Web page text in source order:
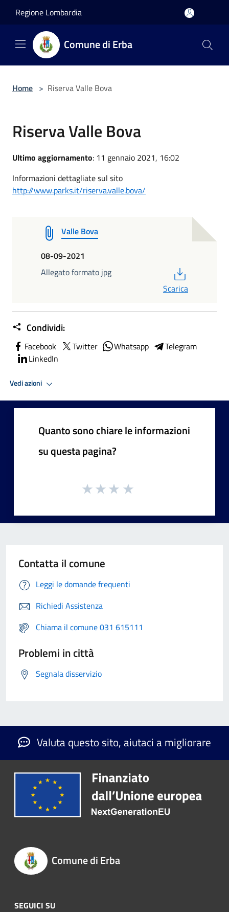
Regione Lombardia
Comune di Erba
Home > Riserva Valle Bova
Riserva Valle Bova
Ultimo aggiornamento: 11 gennaio 2021, 16:02
Informazioni dettagliate sul sito
http://www.parks.it/riserva.valle.bova/
Valle Bova
08-09-2021
Allegato formato jpg
Scarica
Condividi:
Facebook Twitter Whatsapp
Telegram
LinkedIn
Vedi azioni
Quanto sono chiare le informazioni
su questa pagina?
Contatta il comune
Leggi le domande frequenti
Richiedi Assistenza
Chiama il comune 031 615111
Problemi in città
Segnala disservizio
Valuta questo sito, aiutaci a migliorare
Comune di Erba
SEGUICI SU